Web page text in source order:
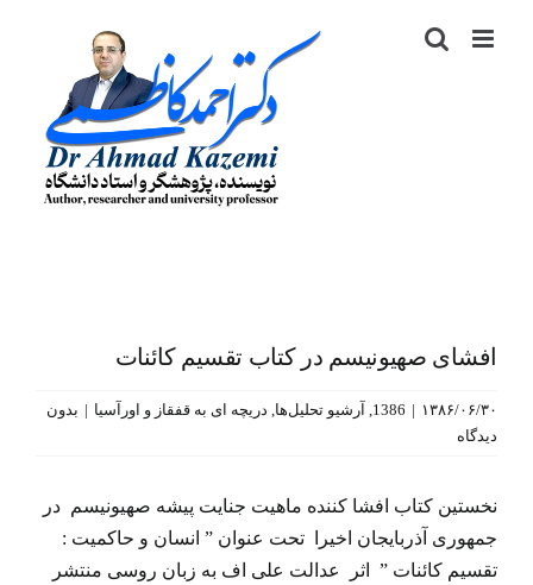
افشای صهیونیسم در کتاب تقسیم کائنات
۱۳۸۶/۰۶/۳۰ |
1386 آرشیو تحلیل‌ها دریچه ای به قفقاز و اورآسیا | بدون
دیدگاه
نخستین کتاب افشا کننده ماهیت جنایت پیشه صهیونیسم در
جمهوری آذربایجان اخیرا تحت عنوان ” انسان و حاکمیت :
تقسیم کائنات ” اثر عدالت علی اف به زبان روسی منتشر